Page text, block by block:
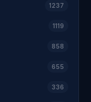
1237
1119
858
655
336